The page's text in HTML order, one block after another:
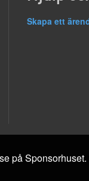
Skapa ett
på